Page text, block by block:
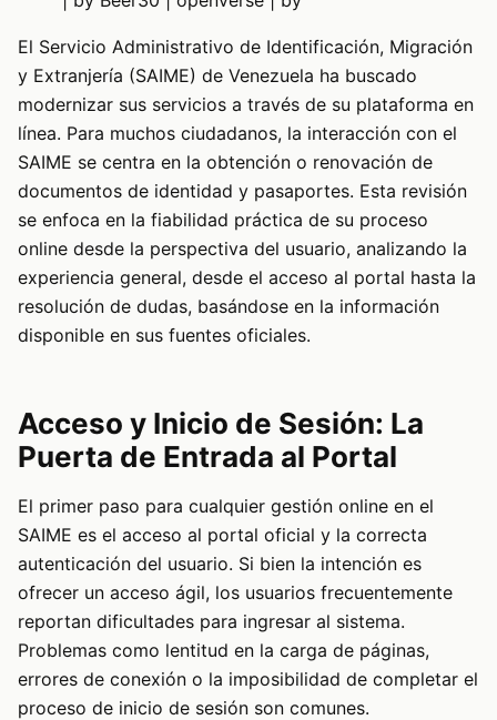
El Servicio Administrativo de Identificación, Migración
y Extranjería (SAIME) de Venezuela ha buscado
modernizar sus servicios a través de su plataforma en
línea. Para muchos ciudadanos, la interacción con el
SAIME se centra en la obtención o renovación de
documentos de identidad y pasaportes. Esta revisión
se enfoca en la fiabilidad práctica de su proceso
online desde la perspectiva del usuario, analizando la
experiencia general, desde el acceso al portal hasta la
resolución de dudas, basándose en la información
disponible en sus fuentes oficiales.
Acceso y Inicio de Sesión: La
Puerta de Entrada al Portal
El primer paso para cualquier gestión online en el
SAIME es el acceso al portal oficial y la correcta
autenticación del usuario. Si bien la intención es
ofrecer un acceso ágil, los usuarios frecuentemente
reportan dificultades para ingresar al sistema.
Problemas como lentitud en la carga de páginas,
errores de conexión o la imposibilidad de completar el
proceso de inicio de sesión son comunes.